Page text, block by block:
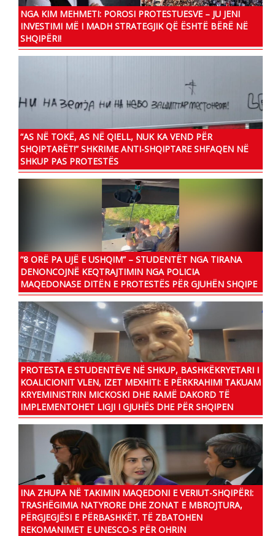
NGA KIM MEHMETI: POROSI PROTESTUESVE – JU JENI
INVESTIMI MË I MADH STRATEGJIK QË ËSHTË BËRË NË
SHQIPËRI!
“AS NË TOKË, AS NË QIELL, NUK KA VEND PËR
SHQIPTARËT!” SHKRIME ANTI-SHQIPTARE SHFAQEN NË
SHKUP PAS PROTESTËS
“8 ORË PA UJË E USHQIM” – STUDENTËT NGA TIRANA
DENONCOJNË KEQTRAJTIMIN NGA POLICIA
MAQEDONASE DITËN E PROTESTËS PËR GJUHËN SHQIPE
PROTESTA E STUDENTËVE NË SHKUP, BASHKËKRYETARI I
KOALICIONIT VLEN, IZET MEXHITI: E PËRKRAHIM! TAKUAM
KRYEMINISTRIN MICKOSKI DHE RAMË DAKORD TË
IMPLEMENTOHET LIGJI I GJUHËS DHE PËR SHQIPEN
INA ZHUPA NË TAKIMIN MAQEDONI E VERIUT-SHQIPËRI:
TRASHËGIMIA NATYRORE DHE ZONAT E MBROJTURA,
PËRGJEGJËSI E PËRBASHKËT. TË ZBATOHEN
REKOMANIMET E UNESCO-S PËR OHRIN